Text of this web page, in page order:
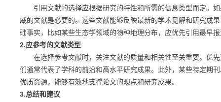
引用文献的选择应根据研究的特性和所需的信息类型而定。如
威的文献是必要的。这些文献能够反映最新的学术见解和研究成
础事实，比如某些生态学领域的物种地理分布，应优先引用最早
2.应参考的文献类型
在选择参考文献时，关注文献的质量和相关性至关重要。优先
们通常代表了学科的前沿和高水平研究成果。此外，某些特定期
优质资源，能够有效地支撑论文的观点和研究成果。
3.总结和建议